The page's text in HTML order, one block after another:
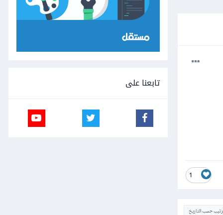
1
حسب التاريخ
تابعنا على